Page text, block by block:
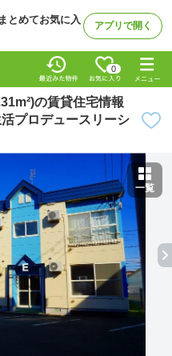
とめてお気に入
アプリで開く
0
の賃貸住宅情報
プロデュースリーシ
一覧